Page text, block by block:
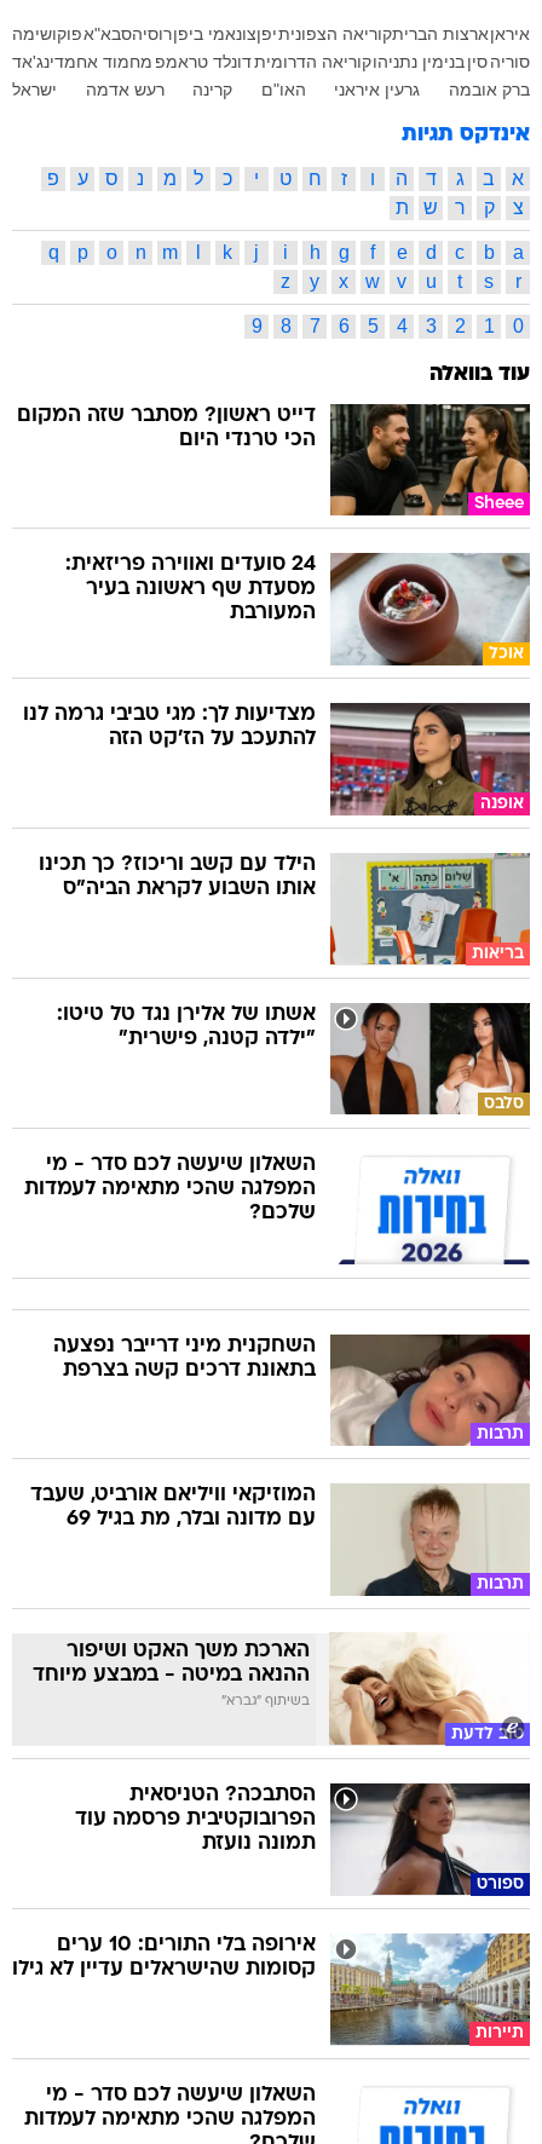
איראןארצות הבריתקוריאה הצפוניתיפןצונאמי ביפןרוסיהסבא"אפוקושימה
סוריהסיןבנימין נתניהוקוריאה הדרומיתדונלד טראמפ מחמוד אחמדינג'אד
ברק אובמה
גרעין איראני האו"ם קרינה רעש אדמה ישראל
אינדקס תגיות
א ב ג ד ה ו ז ח ט י כ ל מ נ ס ע
פ
צ
ק ר ש ת
a
b
c
d
e
f
g
h
i
j
k
m
n
o
p
q
r
s
t
u
v
w
x
y
z
0
1
2
3
4
5
6
7
8
9
עוד בוואלה
Sheee
דייט ראשון? מסתבר שזה המקום
הכי טרנדי היום
אוכל
24 סועדים ואווירה פריזאית:
מסעדת שף ראשונה בעיר
המעורבת
אופנה
מצדיעות לך: מגי טביבי גרמה לנו
להתעכב על הז'קט הזה
בריאות
הילד עם קשב וריכוז? כך תכינו
אותו השבוע לקראת הביה"ס
סלבס
אשתו של אלירן נגד טל טיטו:
"ילדה קטנה, פישרית"
השאלון שיעשה לכם סדר - מי
המפלגה שהכי מתאימה לעמדות
שלכם?
תרבות
השחקנית מיני דרייבר נפצעה
בתאונת דרכים קשה בצרפת
תרבות
המוזיקאי וויליאם אורביט, שעבד
עם מדונה ובלר, מת בגיל 69
טוב לדעת
הארכת משך האקט ושיפור
ההנאה במיטה - במבצע מיוחד
בשיתוף "גברא"
ספורט
הסתבכה? הטניסאית
הפרובוקטיבית פרסמה עוד
תמונה נועזת
תיירות
אירופה בלי התורים: 10 ערים
קסומות שהישראלים עדיין לא גילו
השאלון שיעשה לכם סדר - מי
המפלגה שהכי מתאימה לעמדות